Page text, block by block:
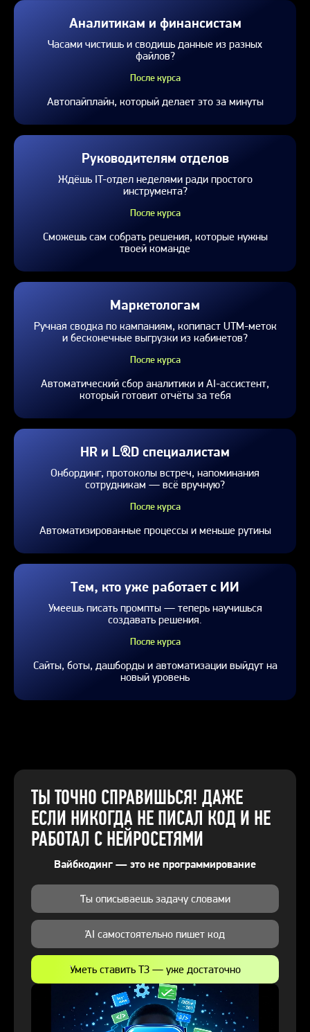
Аналитикам и финансистам
Часами чистишь и сводишь данные из разных
файлов?
После курса
Автопайплайн, который делает это за минуты
Руководителям отделов
Ждёшь IT-отдел неделями ради простого
инструмента?
После курса
Сможешь сам собрать решения, которые нужны
твоей команде
Маркетологам
Ручная сводка по кампаниям, копипаст UTM-меток
и бесконечные выгрузки из кабинетов?
После курса
Автоматический сбор аналитики и AI-ассистент,
который готовит отчёты за тебя
HR и L&D специалистам
Онбординг, протоколы встреч, напоминания
сотрудникам — всё вручную?
После курса
Автоматизированные процессы и меньше рутины
Тем, кто уже работает с ИИ
Умеешь писать промпты — теперь научишься
создавать решения.
После курса
Сайты, боты, дашборды и автоматизации выйдут на
новый уровень
ТЫ ТОЧНО СПРАВИШЬСЯ! ДАЖЕ
ЕСЛИ НИКОГДА НЕ ПИСАЛ КОД И НЕ
РАБОТАЛ С НЕЙРОСЕТЯМИ
Вайбкодинг — это не программирование
Ты описываешь задачу словами
AI самостоятельно пишет код
Уметь ставить ТЗ — уже достаточно